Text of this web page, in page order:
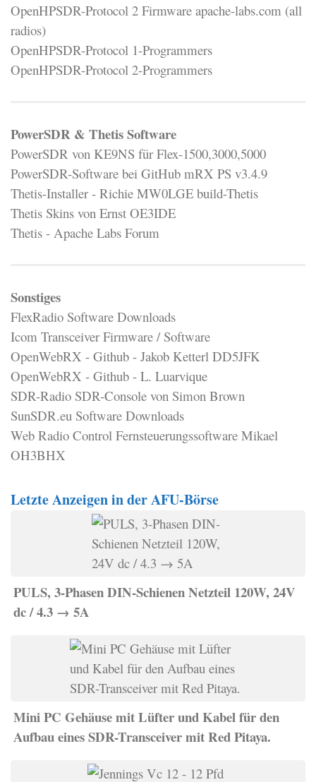
OpenHPSDR-Protocol 2 Firmware apache-labs.com (all
radios)
OpenHPSDR-Protocol 1-Programmers
OpenHPSDR-Protocol 2-Programmers
PowerSDR & Thetis Software
PowerSDR von KE9NS für Flex-1500,3000,5000
PowerSDR-Software bei GitHub mRX PS v3.4.9
Thetis-Installer - Richie MW0LGE build-Thetis
Thetis Skins von Ernst OE3IDE
Thetis - Apache Labs Forum
Sonstiges
FlexRadio Software Downloads
Icom Transceiver Firmware / Software
OpenWebRX - Github - Jakob Ketterl DD5JFK
OpenWebRX - Github - L. Luarvique
SDR-Radio SDR-Console von Simon Brown
SunSDR.eu Software Downloads
Web Radio Control Fernsteuerungssoftware Mikael
OH3BHX
Letzte Anzeigen in der AFU-Börse
PULS, 3-Phasen DIN-Schienen Netzteil 120W, 24V
dc / 4.3 → 5A
Mini PC Gehäuse mit Lüfter und Kabel für den
Aufbau eines SDR-Transceiver mit Red Pitaya.